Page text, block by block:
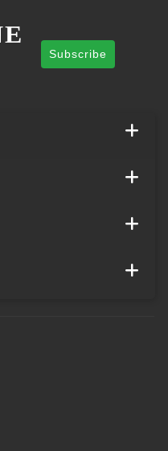
Subscribe